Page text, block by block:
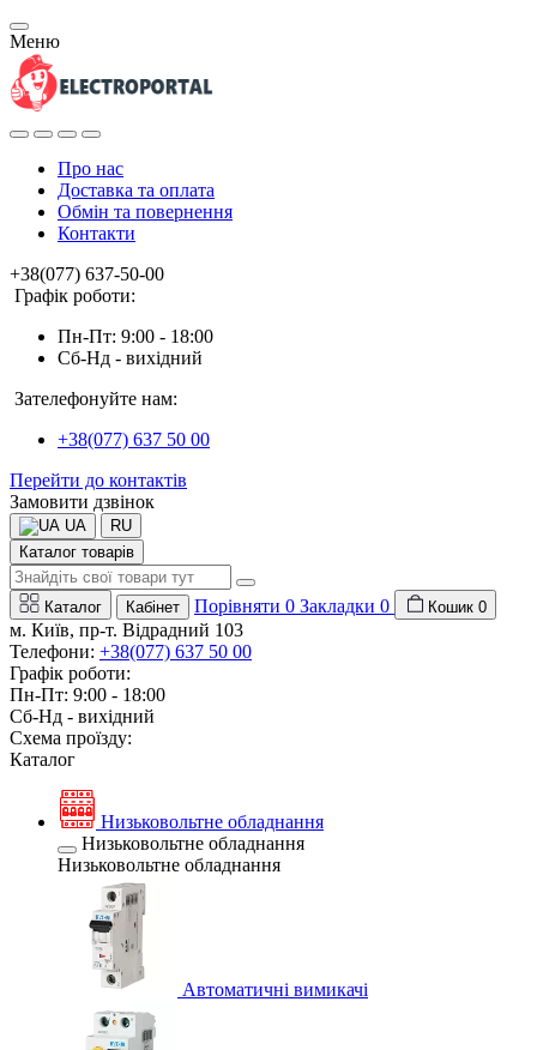
Меню
Про нас
Доставка та оплата
Обмін та повернення
Контакти
+38(077) 637-50-00
Графік роботи:
Пн-Пт: 9:00 - 18:00
Сб-Нд - вихідний
Зателефонуйте нам:
+38(077) 637 50 00
Перейти до контактів
Замовити дзвінок
UA
RU
Каталог товарів
Каталог Кабінет Порівняти 0 Закладки 0 Кошик 0
м. Київ, пр-т. Відрадний 103
Телефони: +38(077) 637 50 00
Графік роботи:
Пн-Пт: 9:00 - 18:00
Сб-Нд - вихідний
Схема проїзду:
Каталог
Низьковольтне обладнання
Низьковольтне обладнання
Низьковольтне обладнання
Автоматичні вимикачі